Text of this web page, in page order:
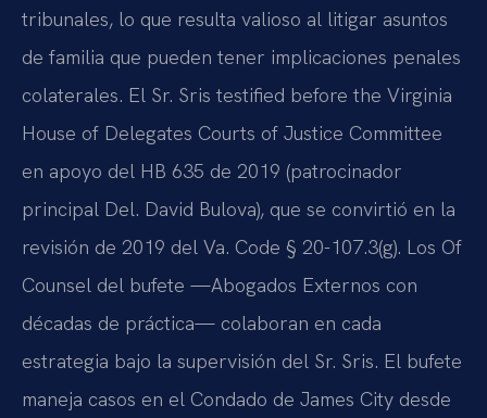
tribunales, lo que resulta valioso al litigar asuntos
de familia que pueden tener implicaciones penales
colaterales. El Sr. Sris testified before the Virginia
House of Delegates Courts of Justice Committee
en apoyo del HB 635 de 2019 (patrocinador
principal Del. David Bulova), que se convirtió en la
revisión de 2019 del Va. Code § 20-107.3(g). Los Of
Counsel del bufete —Abogados Externos con
décadas de práctica— colaboran en cada
estrategia bajo la supervisión del Sr. Sris. El bufete
maneja casos en el Condado de James City desde